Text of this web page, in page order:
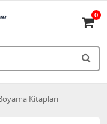
0
Kitapları